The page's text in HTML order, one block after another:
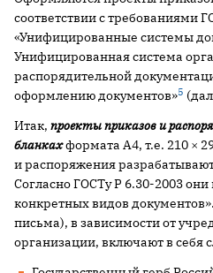
соответствии с требованиями
«Унифицированные системы
Унифицированная система
распорядительной
оформлению документов»5
Итак, проекты приказов и
бланкахформата А4, т.е. 210 ×
и распоряжения
Согласно ГОСТу Р 6.30-2003 они
конкретных видов
письма), в зависимости от
организации, включают в себя